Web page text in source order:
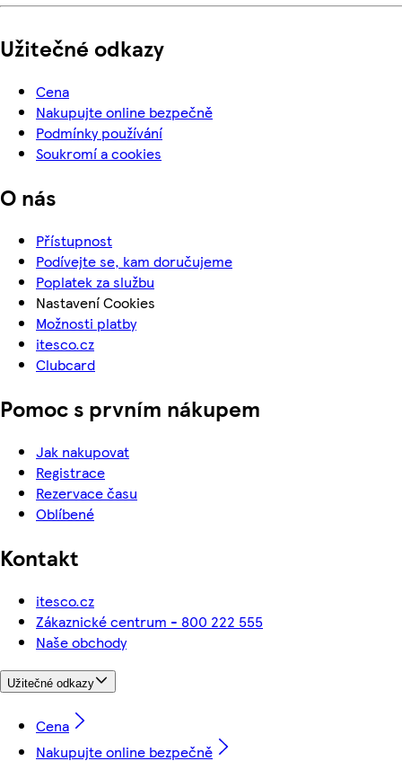
Užitečné odkazy
Cena
Nakupujte online bezpečně
Podmínky používání
Soukromí a cookies
O nás
Přístupnost
Podívejte se, kam doručujeme
Poplatek za službu
Nastavení Cookies
Možnosti platby
itesco.cz
Clubcard
Pomoc s prvním nákupem
Jak nakupovat
Registrace
Rezervace času
Oblíbené
Kontakt
itesco.cz
Zákaznické centrum - 800 222 555
Naše obchody
Užitečné odkazy
Cena
Nakupujte online bezpečně